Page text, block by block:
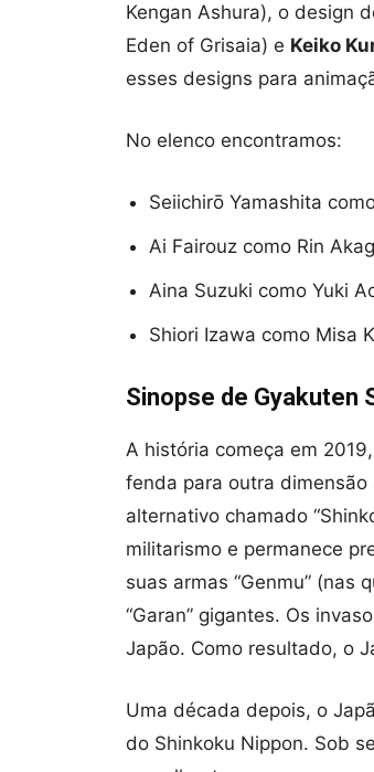
Kengan Ashura), o design
Eden of Grisaia) e Keiko
esses designs para
No elenco encontramos:
Seiichirō Yamashita
Ai Fairouz como Rin Akag
Aina Suzuki como Yuki
Shiori Izawa como Misa
Sinopse de Gyakuten
A história começa em
fenda para outra
alternativo chamado
militarismo e permanece
suas armas “Genmu” (nas
“Garan” gigantes. Os
Japão. Como resultado, o
Uma década depois, o
do Shinkoku Nippon. Sob